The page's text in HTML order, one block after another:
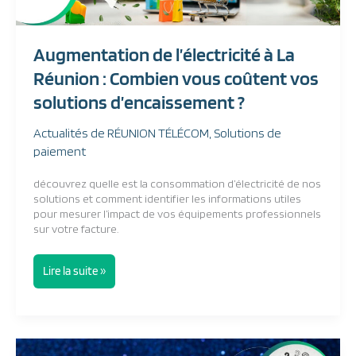
Augmentation de l’électricité à La
Réunion : Combien vous coûtent vos
solutions d’encaissement ?
Actualités de RÉUNION TÉLÉCOM, Solutions de
paiement
découvrez quelle est la consommation d’électricité de nos
solutions et comment identifier les informations utiles
pour mesurer l’impact de vos équipements professionnels
sur votre facture.
Réunion
Combien
vous
coûtent
vos
d’encaissement
Lire la suite »
FRV6